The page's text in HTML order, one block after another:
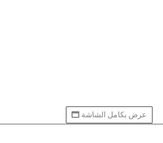
عرض بكامل الشاشة